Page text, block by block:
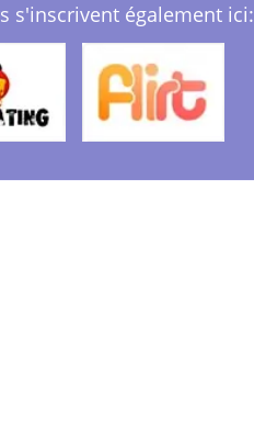
s'inscrivent également ici: